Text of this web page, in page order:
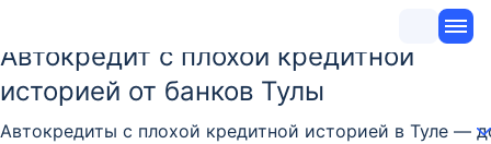
Автокредит с плохой кредитной
историей от банков Тулы
Автокредиты с плохой кредитной историей в Туле —